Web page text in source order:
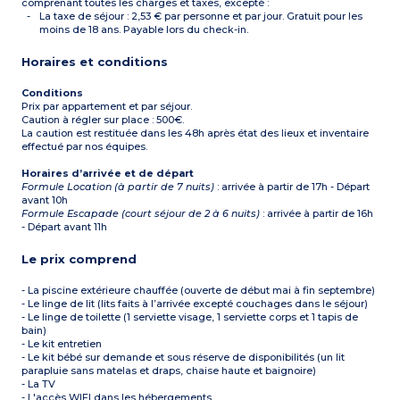
maximal : 6 personnes
bébé inclus
condiments et les produits
fournis).
- Tous les logements de
cette typologie sont des
duplex (escalier).
comprenant toutes les charges et taxes, excepté :
La taxe de séjour : 2,53 € par personne et par jour. Gratuit pour les
moins de 18 ans. Payable lors du check-in.
Horaires et conditions
Conditions
Prix par appartement et par séjour.
Caution à régler sur place : 500€.
La caution est restituée dans les 48h après état des lieux et inventaire
effectué par nos équipes.
Horaires d’arrivée et de départ
Formule Location (à partir de 7 nuits) : arrivée à partir de 17h - Départ
avant 10h
Formule Escapade (court séjour de 2 à 6 nuits) : arrivée à partir de 16h
- Départ avant 11h
Le prix comprend
- La piscine extérieure chauffée (ouverte de début mai à fin septembre)
- Le linge de lit (lits faits à l’arrivée excepté couchages dans le séjour)
- Le linge de toilette (1 serviette visage, 1 serviette corps et 1 tapis de
bain)
- Le kit entretien
- Le kit bébé sur demande et sous réserve de disponibilités (un lit
parapluie sans matelas et draps, chaise haute et baignoire)
- La TV